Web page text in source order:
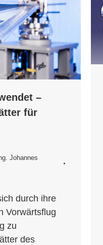
–
für
Johannes
durch ihre
Vorwärtsflug
zu
des